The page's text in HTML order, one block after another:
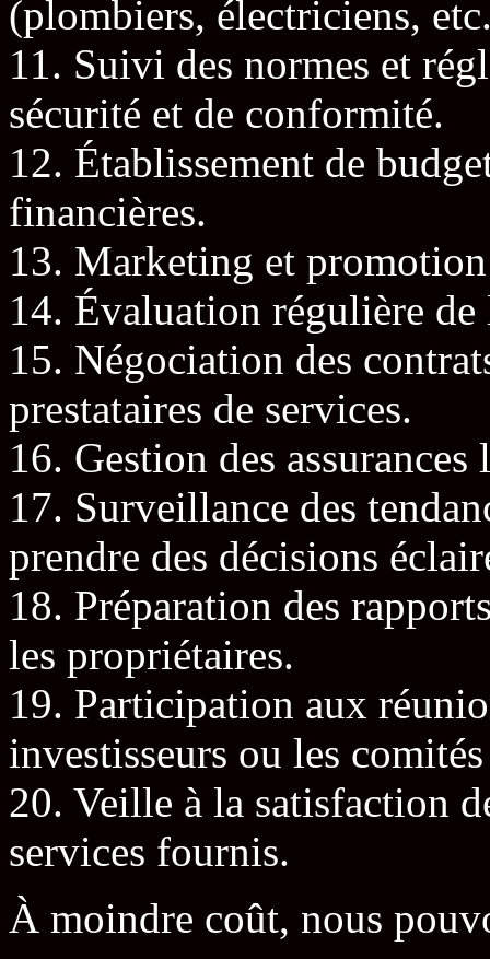
(plombiers, électriciens,
11. Suivi des normes et
sécurité et de conformité.
12. Établissement de
financières.
13. Marketing et
14. Évaluation régulière
15. Négociation des
prestataires de services.
16. Gestion des
17. Surveillance des
prendre des décisions
18. Préparation des
les propriétaires.
19. Participation aux
investisseurs ou les
20. Veille à la satisfaction
services fournis.
À moindre coût, nous